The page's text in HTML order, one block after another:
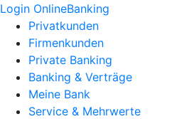
Login OnlineBanking
Privatkunden
Firmenkunden
Private Banking
Banking & Verträge
Meine Bank
Service & Mehrwerte